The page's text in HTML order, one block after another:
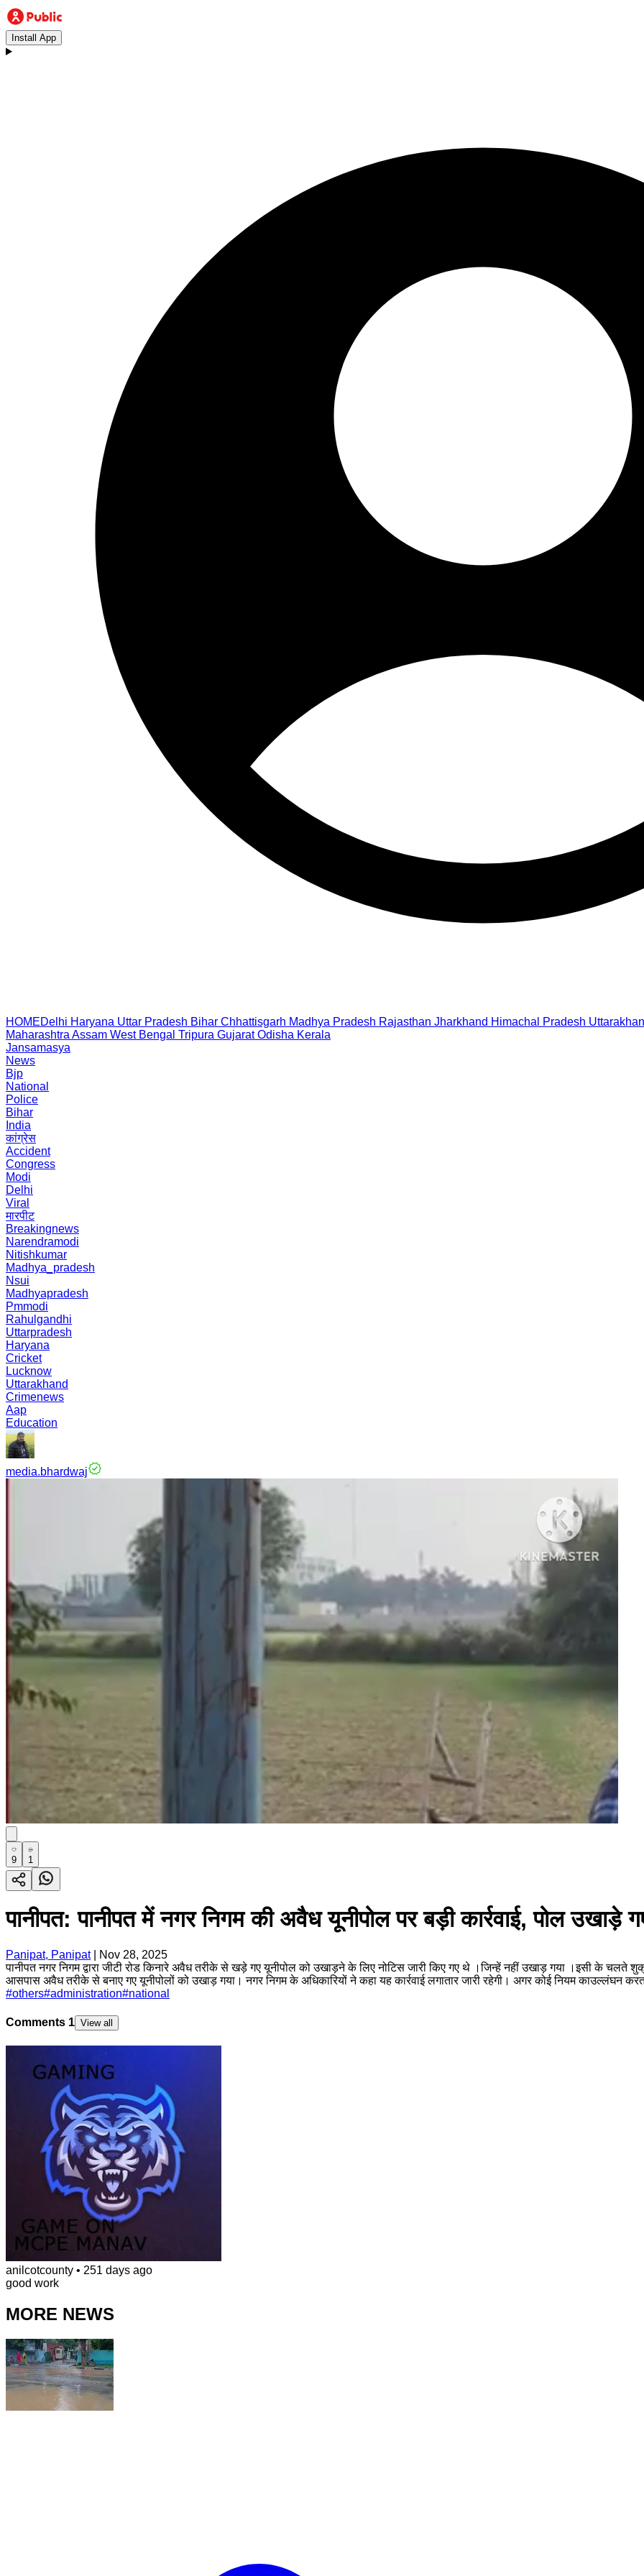
Install App
HOMEDelhi Haryana Uttar Pradesh Bihar Chhattisgarh Madhya Pradesh Rajasthan Jharkhand Himachal Pradesh
Maharashtra Assam West Bengal Tripura Gujarat Odisha Kerala
Jansamasya
News
Bjp
National
Police
Bihar
India
कांग्रेस
Accident
Congress
Modi
Delhi
Viral
मारपीट
Breakingnews
Narendramodi
Nitishkumar
Madhya_pradesh
Nsui
Madhyapradesh
Pmmodi
Rahulgandhi
Uttarpradesh
Haryana
Cricket
Lucknow
Uttarakhand
Crimenews
Aap
Education
media.bhardwaj
9 1
पानीपत: पानीपत में नगर निगम की अवैध यूनीपोल पर बड़ी कार्रवाई, पोल उखाड़े
Panipat, Panipat|
Nov 28, 2025
पानीपत नगर निगम द्वारा जीटी रोड किनारे अवैध तरीके से खड़े गए यूनीपोल को उखाड़ने के लिए नोटिस जारी किए गए थे ।जिन्हें नहीं उखाड़ गया ।इसी के चलते
आसपास अवैध तरीके से बनाए गए यूनीपोलों को उखाड़ गया। नगर निगम के अधिकारियों ने कहा यह कार्रवाई लगातार जारी रहेगी। अगर कोई नियम काउल्लंघन
#others#administration#national
Comments 1 View all
anilcotcounty • 251 days ago
good work
MORE NEWS